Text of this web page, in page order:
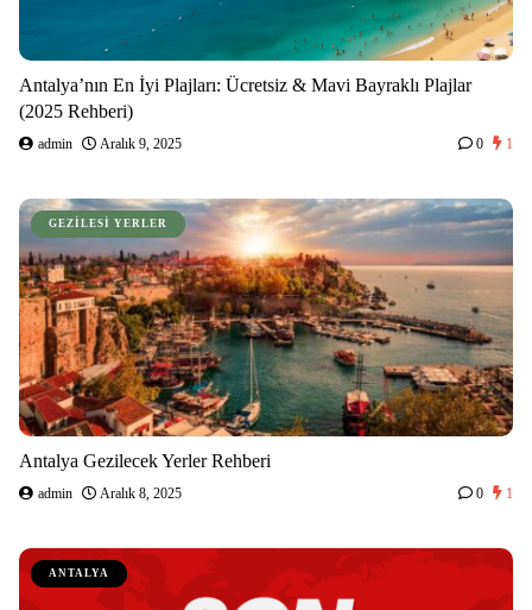
Antalya’nın En İyi Plajları: Ücretsiz & Mavi Bayraklı Plajlar
(2025 Rehberi)
admin Aralık 9, 2025 0 1
GEZILESI YERLER
Antalya Gezilecek Yerler Rehberi
admin Aralık 8, 2025 0 1
ANTALYA